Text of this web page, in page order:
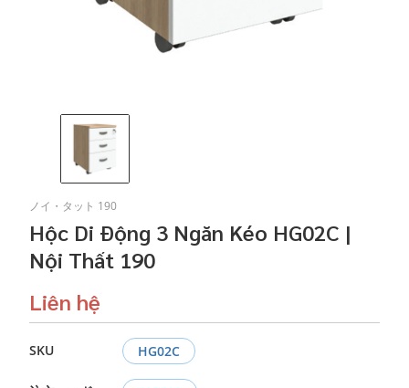
ノイ・タット 190
Hộc Di Động 3 Ngăn Kéo HG02C |
Nội Thất 190
Liên hệ
SKU HG02C